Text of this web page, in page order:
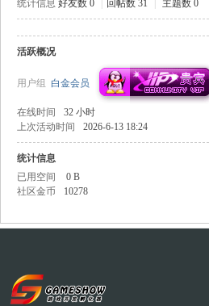
Sh
统计信息 好友数 0 回帖数 31 主题数 0
活跃概况
用户组 白金会员
在线时间 32 小时
上次活动时间
2026-6-13 18:24
统计信息
已用空间
0 B
社区金币
10278